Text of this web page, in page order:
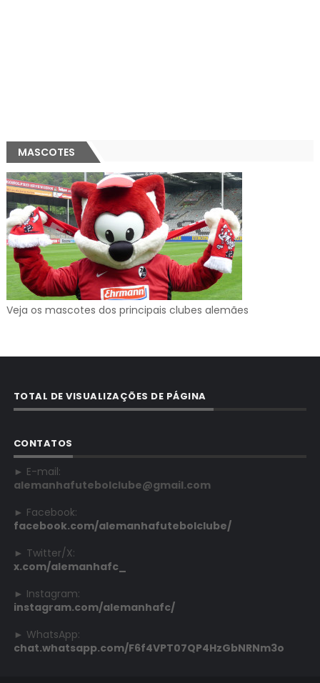
MASCOTES
Veja os mascotes dos principais clubes alemães
TOTAL DE VISUALIZAÇÕES DE PÁGINA
CONTATOS
► E-mail:
alemanhafutebolclube@gmail.com
► Facebook:
facebook.com/alemanhafutebolclube/
► Twitter/X:
x.com/alemanhafc_
► Instagram:
instagram.com/alemanhafc/
► WhatsApp:
chat.whatsapp.com/F6f4VPT07QP4HzGbNRNm3o